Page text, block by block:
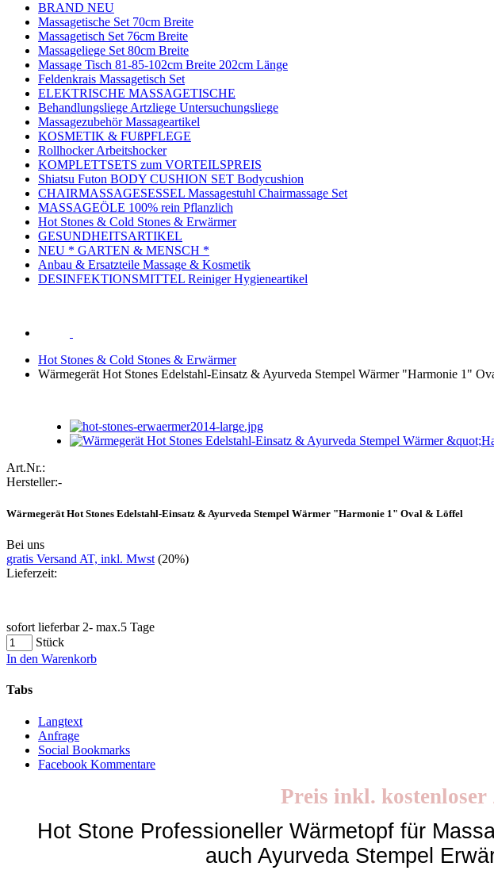
BRAND NEU
Massagetische Set 70cm Breite
Massagetisch Set 76cm Breite
Massageliege Set 80cm Breite
Massage Tisch 81-85-102cm Breite 202cm Länge
Feldenkrais Massagetisch Set
ELEKTRISCHE MASSAGETISCHE
Behandlungsliege Artzliege Untersuchungsliege
Massagezubehör Massageartikel
KOSMETIK & FUßPFLEGE
Rollhocker Arbeitshocker
KOMPLETTSETS zum VORTEILSPREIS
Shiatsu Futon BODY CUSHION SET Bodycushion
CHAIRMASSAGESESSEL Massagestuhl Chairmassage Set
MASSAGEÖLE 100% rein Pflanzlich
Hot Stones & Cold Stones & Erwärmer
GESUNDHEITSARTIKEL
NEU * GARTEN & MENSCH *
Anbau & Ersatzteile Massage & Kosmetik
DESINFEKTIONSMITTEL Reiniger Hygieneartikel
Hot Stones & Cold Stones & Erwärmer
Wärmegerät Hot Stones Edelstahl-Einsatz & Ayurveda Stempel Wärmer "Harmonie 1"
Art.Nr.:
Hersteller:-
Wärmegerät Hot Stones Edelstahl-Einsatz & Ayurveda Stempel Wärmer "Harmonie 1" Oval & Löffel
Bei uns
gratis Versand AT, inkl. Mwst (20%)
Lieferzeit:
sofort lieferbar 2- max.5 Tage
Stück
In den Warenkorb
Tabs
Langtext
Anfrage
Social Bookmarks
Facebook Kommentare
Preis inkl.
Hot Stone Professioneller Wärmetopf für
auch Ayurveda Stempel